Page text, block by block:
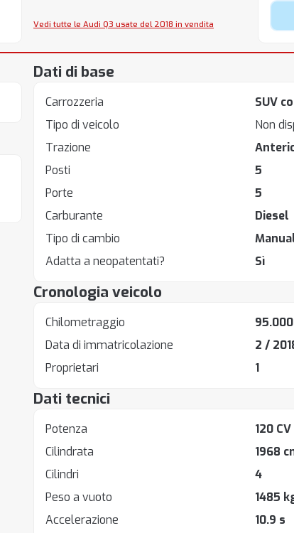
Vedi tutte le Audi Q3 usate del 2018 in vendita
Dati di base
Carrozzeria
SUV
Tipo di veicolo
Non
Trazione
Posti
5
Porte
5
Carburante
Diesel
Tipo di cambio
Adatta a neopatentati?
Sì
Cronologia veicolo
Chilometraggio
Data di immatricolazione
2 /
Proprietari
1
Dati tecnici
Potenza 120 CV
Cilindrata
1968
Cilindri
4
Peso a vuoto
1485
Accelerazione
10.9 s